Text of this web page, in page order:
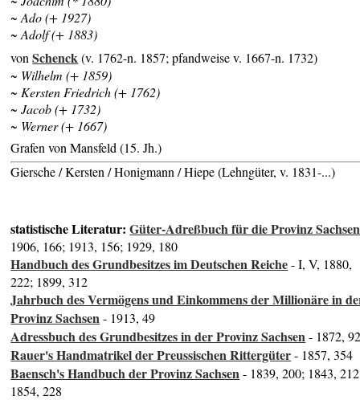
~ Ado (+ 1927)
~ Adolf (+ 1883)
vonSchenck(v. 1762-n. 1857; pfandweise v. 1667-n. 1732)
~ Wilhelm (+ 1859)
~ Kersten Friedrich (+ 1762)
~ Jacob (+ 1732)
~ Werner (+ 1667)
Grafen von Mansfeld (15. Jh.)
Giersche / Kersten / Honigmann / Hiepe (Lehngüter, v. 1831-...)
statistische Literatur:Güter-Adreßbuch für die Provinz Sachsen
1906, 166; 1913, 156; 1929, 180
Handbuch des Grundbesitzes im Deutschen Reiche- I, V, 1880,
222; 1899, 312
Jahrbuch des Vermögens und Einkommens der Millionäre in
Provinz Sachsen- 1913, 49
Adressbuch des Grundbesitzes in der Provinz Sachsen- 1872,
Rauer's Handmatrikel der Preussischen Rittergüter- 1857, 354
Baensch's Handbuch der Provinz Sachsen- 1839, 200; 1843,
1854, 228